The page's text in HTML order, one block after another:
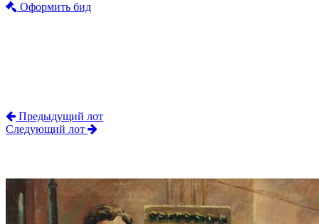
Оформить бид
Предыдущий лот
Следующий лот